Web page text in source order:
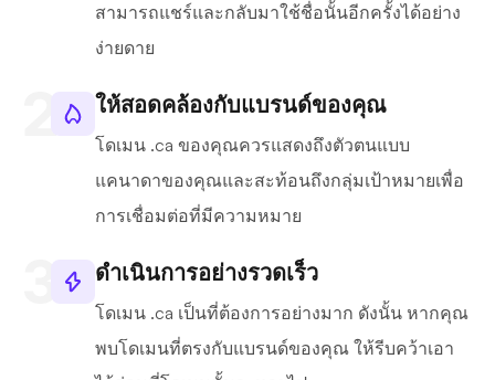
สามารถแชร์และกลับมาใช้ชื่อนั้นอีกครั้งได้อย่าง
ง่ายดาย
ให้สอดคล้องกับแบรนด์ของคุณ
โดเมน .ca ของคุณควรแสดงถึงตัวตนแบบ
แคนาดาของคุณและสะท้อนถึงกลุ่มเป้าหมายเพื่อ
การเชื่อมต่อที่มีความหมาย
ดำเนินการอย่างรวดเร็ว
โดเมน .ca เป็นที่ต้องการอย่างมาก ดังนั้น หากคุณ
พบโดเมนที่ตรงกับแบรนด์ของคุณ ให้รีบคว้าเอา